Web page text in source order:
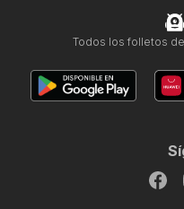
Todos los folletos